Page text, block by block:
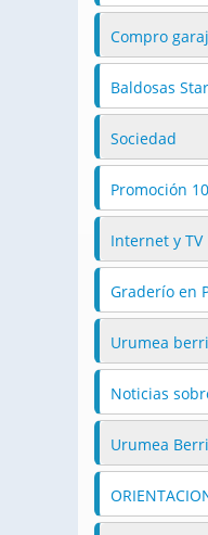
Compro
Baldosas
Sociedad
Promoción 10
Internet y TV
Graderío en
Urumea
Noticias
Urumea